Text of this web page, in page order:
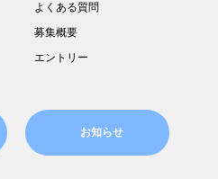
よくある質問
募集概要
エントリー
お知らせ